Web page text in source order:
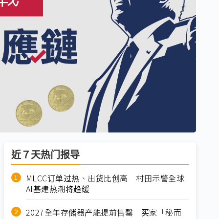
近７天热门报导
MLCC订单过热、出货比创高 村田示警全球
AI基建热潮将趋缓
2027全年存储器产能提前售罄 买家「秘而